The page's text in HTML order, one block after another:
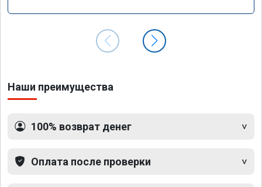
Наши преимущества
100% возврат денег
Оплата после проверки